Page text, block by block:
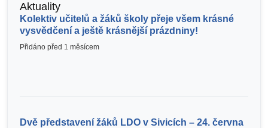
Aktuality
Kolektiv učitelů a žáků školy přeje všem krásné
vysvědčení a ještě krásnější prázdniny!
Přidáno před 1 měsícem
Dvě představení žáků LDO v Sivicích – 24. června